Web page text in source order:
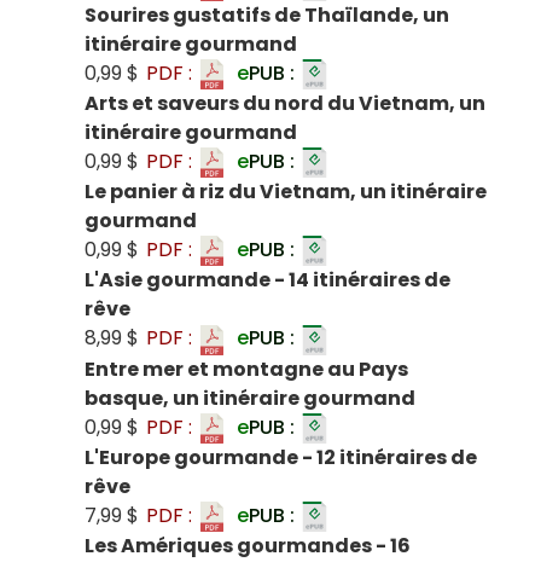
Sourires gustatifs de Thaïlande, un
itinéraire gourmand
0,99 $ PDF : ePUB :
Arts et saveurs du nord du Vietnam, un
itinéraire gourmand
0,99 $ PDF : ePUB :
Le panier à riz du Vietnam, un itinéraire
gourmand
0,99 $ PDF : ePUB :
L'Asie gourmande - 14 itinéraires de
rêve
8,99 $ PDF : ePUB :
Entre mer et montagne au Pays
basque, un itinéraire gourmand
0,99 $ PDF : ePUB :
L'Europe gourmande - 12 itinéraires de
rêve
7,99 $ PDF : ePUB :
Les Amériques gourmandes - 16